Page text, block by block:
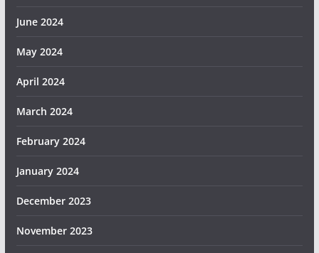
June 2024
May 2024
April 2024
March 2024
February 2024
January 2024
December 2023
November 2023